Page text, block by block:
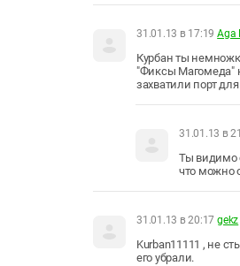
31.01.13 в 17:19 Aga
Курбан ты
"Фиксы Магомеда"
захватили порт
31.01.13 в
Ты видимо
что можно
31.01.13 в 20:17 gekz
Kurban11111 , не
его убрали.